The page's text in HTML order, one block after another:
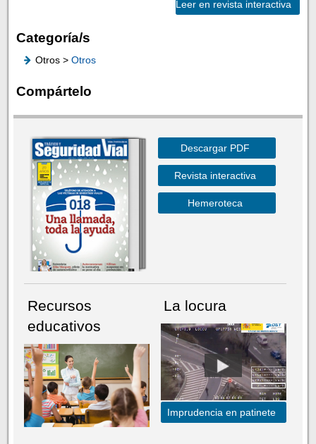
Leer en revista interactiva
Categoría/s
Otros > Otros
Compártelo
Descargar PDF
Revista interactiva
Hemeroteca
Recursos
educativos
La locura
Imprudencia en patinete